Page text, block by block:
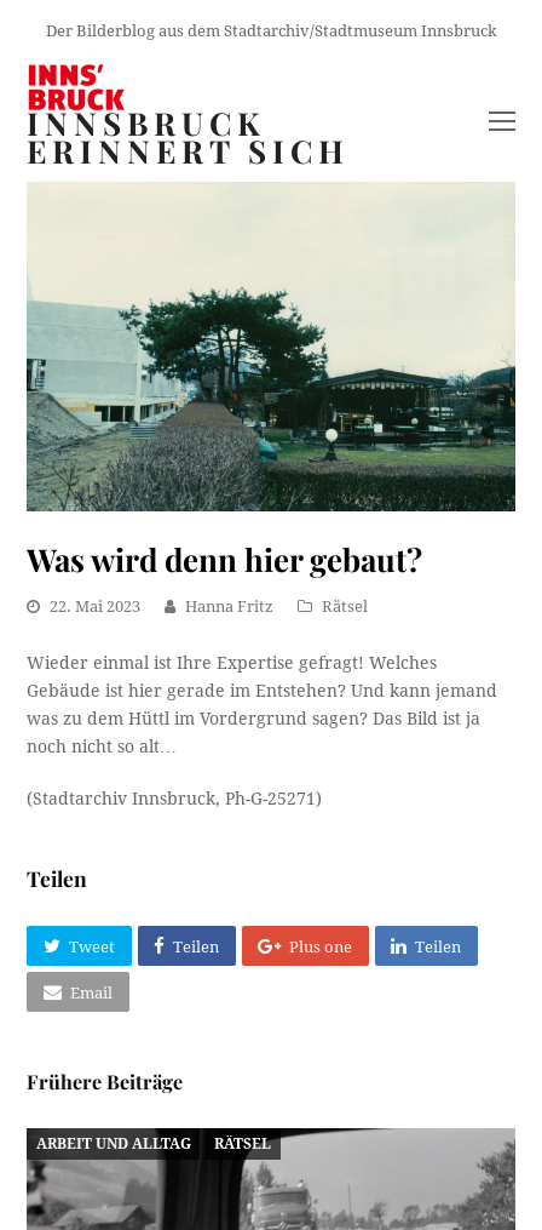
Der Bilderblog aus dem Stadtarchiv/Stadtmuseum Innsbruck
INNSBRUCK
ERINNERT SICH
Was wird denn hier gebaut?
22. Mai 2023 Hanna Fritz Rätsel
Wieder einmal ist Ihre Expertise gefragt! Welches
Gebäude ist hier gerade im Entstehen? Und kann jemand
was zu dem Hüttl im Vordergrund sagen? Das Bild ist ja
noch nicht so alt…
(Stadtarchiv Innsbruck, Ph-G-25271)
Teilen
Tweet Teilen Plus one Teilen
Email
Frühere Beiträge
ARBEIT UND ALLTAG RÄTSEL